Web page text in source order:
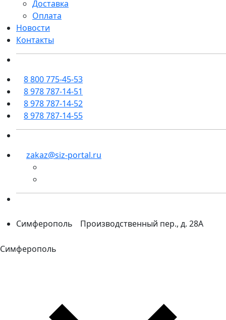
Доставка
Оплата
Новости
Контакты
8 800 775-45-53
8 978 787-14-51
8 978 787-14-52
8 978 787-14-55
zakaz@siz-portal.ru
Симферополь Производственный пер., д. 28А
Симферополь